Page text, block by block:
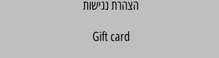
הצהרת נגישות
Gift card